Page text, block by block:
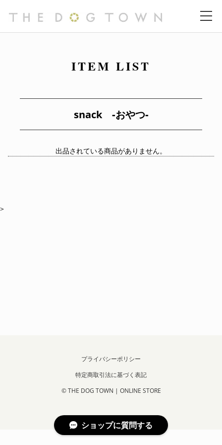
ITEM LIST
snack ‐おやつ‐
出品されている商品がありません。
>
プライバシーポリシー
特定商取引法に基づく表記
© THE DOG TOWN | ONLINE STORE
ショップに質問する